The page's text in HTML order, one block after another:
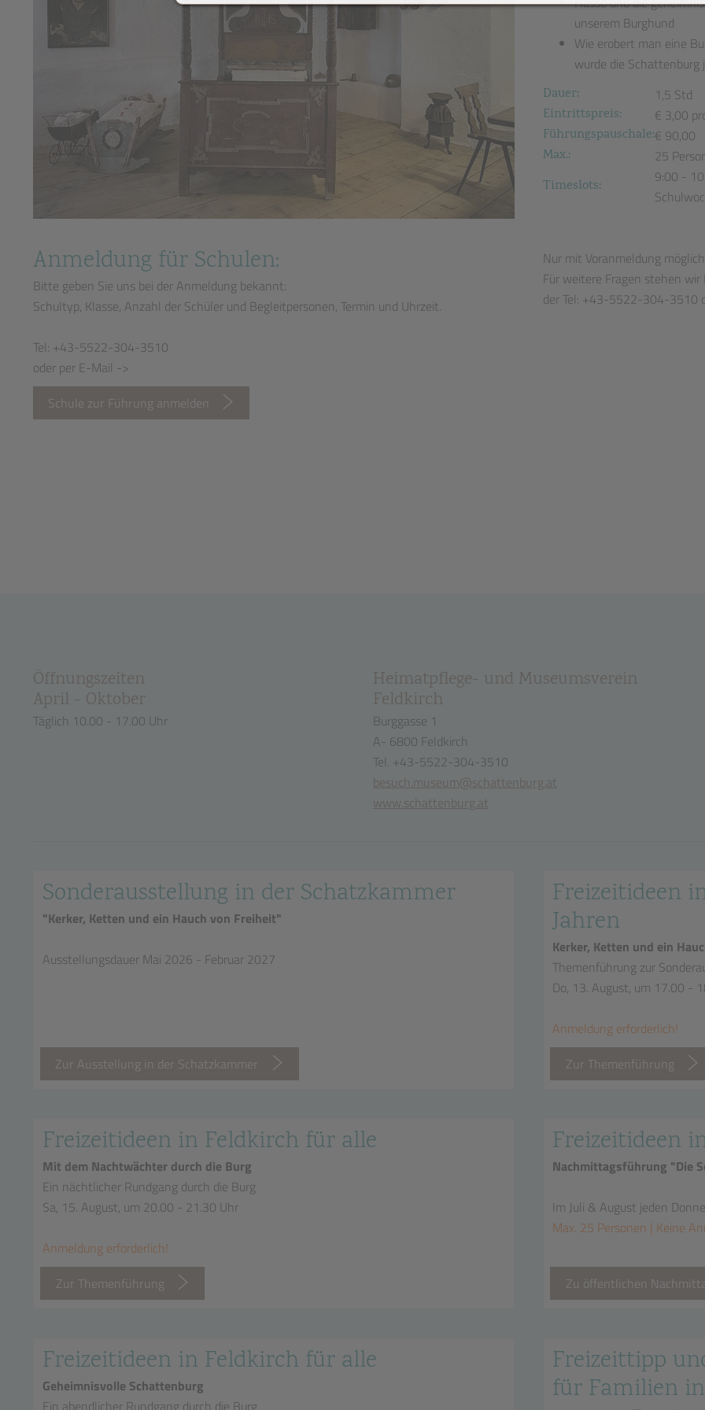
Anmeldung für Schulen:
Bitte geben Sie uns bei der Anmeldung bekannt:
Schultyp, Klasse, Anzahl der Schüler und Begleitpersonen, Termin und Uhrzeit.
Tel: +43-5522-304-3510
oder per E-Mail ->
Schule zur Führung anmelden
unserem Burghund
Wie erobert man eine
wurde die Schattenburg
Dauer:
1,5 Std
Eintrittspreis:
€ 3,00
Führungspauschale:€ 90,00
Max.:
25
Timeslots:
9:00 -
Nur mit Voranmeldung
Für weitere Fragen stehen
der Tel: +43-5522-304-3510
Öffnungszeiten
April - Oktober
Täglich 10.00 - 17.00 Uhr
Heimatpflege- und Museumsverein
Feldkirch
Burggasse 1
A- 6800 Feldkirch
Tel. +43-5522-304-3510
besuch.museum@schattenburg.at
www.schattenburg.at
Sonderausstellung in der Schatzkammer
"Kerker, Ketten und ein Hauch von Freiheit"
Ausstellungsdauer Mai 2026 - Februar 2027
Zur Ausstellung in der Schatzkammer
Freizeitideen
Jahren
Kerker, Ketten und ein
Themenführung zur
Do, 13. August, um 17.00 -
Anmeldung erforderlich!
Zur Themenführung
Freizeitideen in Feldkirch für alle
Mit dem Nachtwächter durch die Burg
Ein nächtlicher Rundgang durch die Burg
Sa, 15. August, um 20.00 - 21.30 Uhr
Anmeldung erforderlich!
Zur Themenführung
Freizeitideen
Nachmittagsführung "Die
Im Juli & August jeden
Max. 25 Personen | Keine
Zu öffentlichen
Freizeitideen in Feldkirch für alle
Geheimnisvolle Schattenburg
Ein abendlicher Rundgang durch die Burg
Freizeittipp
für Familien